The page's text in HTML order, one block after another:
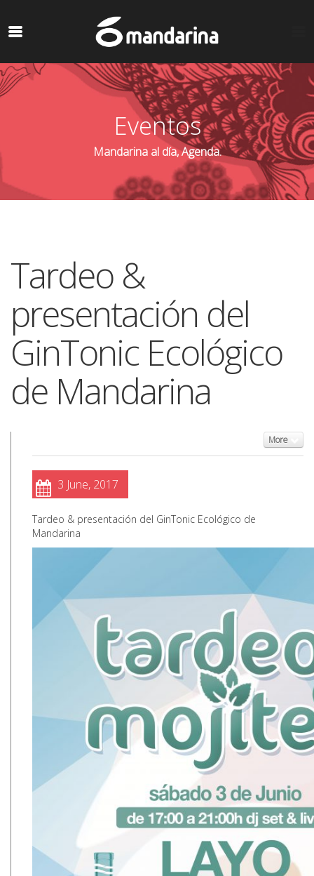
Eventos
Mandarina al día, Agenda.
Tardeo &
presentación del
GinTonic Ecológico
de Mandarina
More
3 June, 2017
Tardeo & presentación del GinTonic Ecológico de
Mandarina